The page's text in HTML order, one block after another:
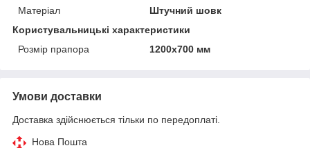
Матеріал
Штучний шовк
Користувальницькі характеристики
Розмір прапора
1200х700 мм
Умови доставки
Доставка здійснюється тільки по передоплаті.
Нова Пошта